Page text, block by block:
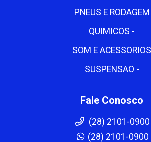
PNEUS E RODAGEM
QUIMICOS -
SOM E ACESSORIOS
SUSPENSAO -
Fale Conosco
(28) 2101-0900
(28) 2101-0900